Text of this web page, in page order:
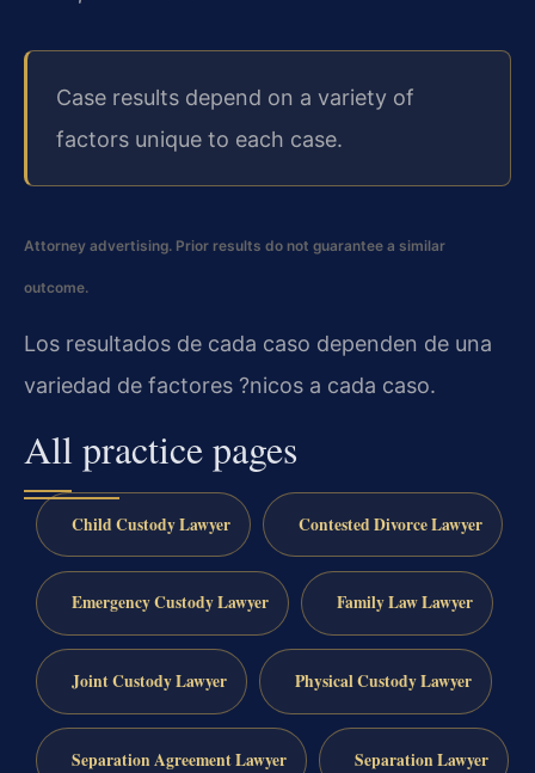
Case results depend on a variety of
factors unique to each case.
Attorney advertising. Prior results do not guarantee a similar
outcome.
Los resultados de cada caso dependen de una
variedad de factores ?nicos a cada caso.
All practice pages
Child Custody Lawyer Contested Divorce Lawyer
Emergency Custody Lawyer Family Law Lawyer
Joint Custody Lawyer Physical Custody Lawyer
Separation Agreement Lawyer Separation Lawyer